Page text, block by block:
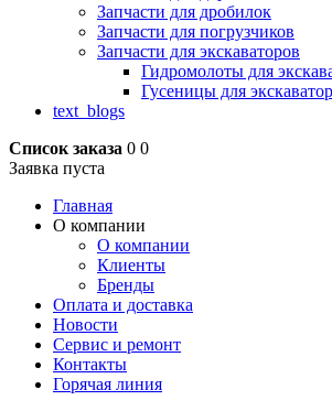
Запчасти для дробилок
Запчасти для погрузчиков
Запчасти для экскаваторов
Гидромолоты для
Гусеницы для
text_blogs
Список заказа 0 0
Заявка пуста
Главная
О компании
О компании
Клиенты
Бренды
Оплата и доставка
Новости
Сервис и ремонт
Контакты
Горячая линия